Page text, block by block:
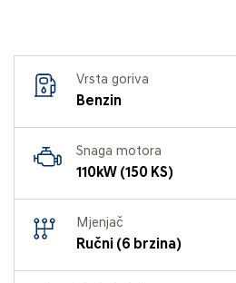
Vrsta goriva
Benzin
Snaga motora
110kW (150 KS)
Mjenjač
Ručni (6 brzina)